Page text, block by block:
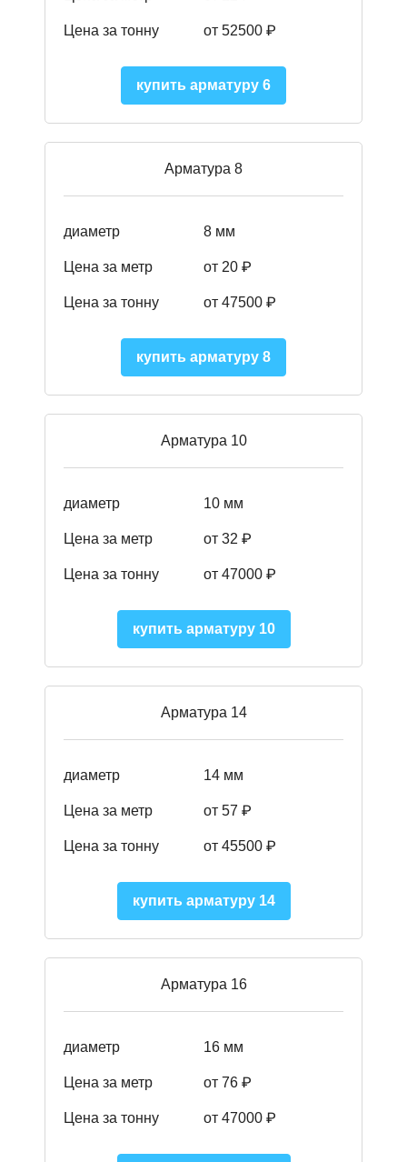
Цена за тонну от 52500 ₽
купить арматуру 6
Арматура 8
диаметр 8 мм
Цена за метр от 20 ₽
Цена за тонну от 47500 ₽
купить арматуру 8
Арматура 10
диаметр 10 мм
Цена за метр от 32 ₽
Цена за тонну от 47000 ₽
купить арматуру 10
Арматура 14
диаметр 14 мм
Цена за метр от 57 ₽
Цена за тонну от 45500 ₽
купить арматуру 14
Арматура 16
диаметр 16 мм
Цена за метр от 76 ₽
Цена за тонну от 47000 ₽